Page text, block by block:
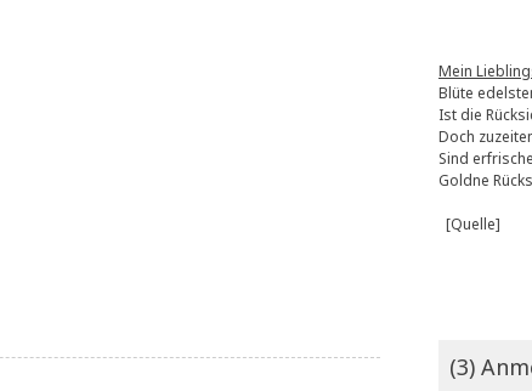
Mein
Blüte
Ist die
Doch
Sind
Goldne
[Quelle]
(3)